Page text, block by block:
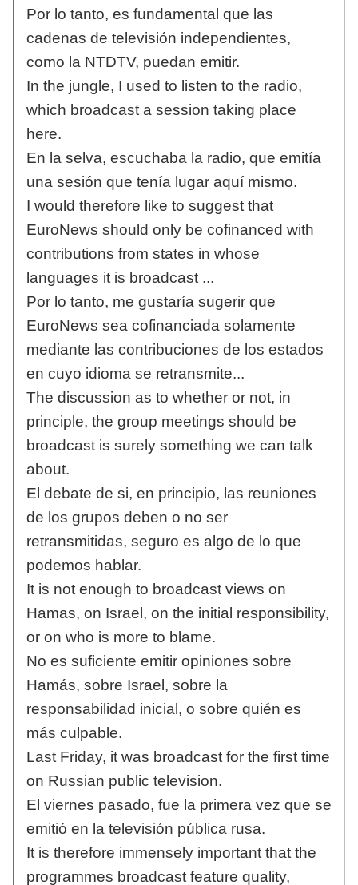
Por lo tanto, es fundamental que las
cadenas de televisión independientes,
como la NTDTV, puedan emitir.
In the jungle, I used to listen to the radio,
which broadcast a session taking place
here.
En la selva, escuchaba la radio, que emitía
una sesión que tenía lugar aquí mismo.
I would therefore like to suggest that
EuroNews should only be cofinanced with
contributions from states in whose
languages it is broadcast ...
Por lo tanto, me gustaría sugerir que
EuroNews sea cofinanciada solamente
mediante las contribuciones de los estados
en cuyo idioma se retransmite...
The discussion as to whether or not, in
principle, the group meetings should be
broadcast is surely something we can talk
about.
El debate de si, en principio, las reuniones
de los grupos deben o no ser
retransmitidas, seguro es algo de lo que
podemos hablar.
It is not enough to broadcast views on
Hamas, on Israel, on the initial responsibility,
or on who is more to blame.
No es suficiente emitir opiniones sobre
Hamás, sobre Israel, sobre la
responsabilidad inicial, o sobre quién es
más culpable.
Last Friday, it was broadcast for the first time
on Russian public television.
El viernes pasado, fue la primera vez que se
emitió en la televisión pública rusa.
It is therefore immensely important that the
programmes broadcast feature quality,